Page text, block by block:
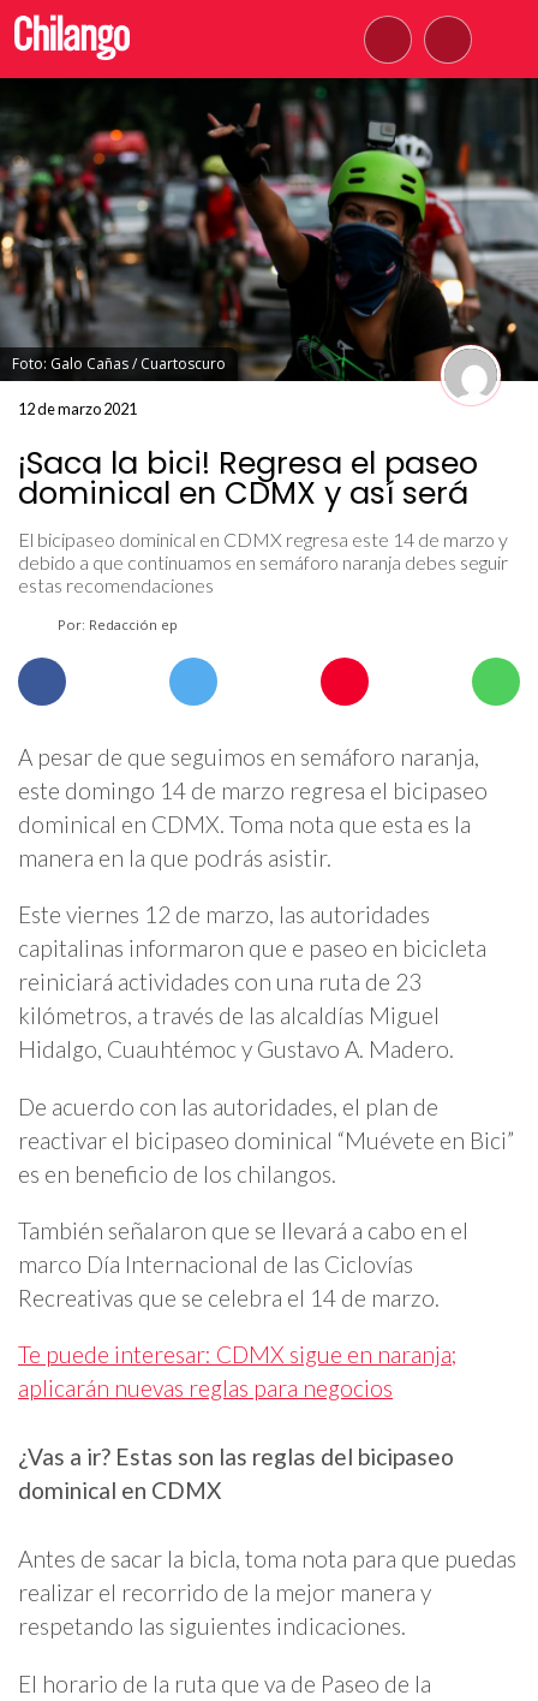
Foto: Galo Cañas / Cuartoscuro
12 de marzo 2021
¡Saca la bici! Regresa el paseo
dominical en CDMX y así será
El bicipaseo dominical en CDMX regresa este 14 de marzo y
debido a que continuamos en semáforo naranja debes seguir
estas recomendaciones
Por: Redacción ep
A pesar de que seguimos en semáforo naranja,
este domingo 14 de marzo regresa el bicipaseo
dominical en CDMX. Toma nota que esta es la
manera en la que podrás asistir.
Este viernes 12 de marzo, las autoridades
capitalinas informaron que e paseo en bicicleta
reiniciará actividades con una ruta de 23
kilómetros, a través de las alcaldías Miguel
Hidalgo, Cuauhtémoc y Gustavo A. Madero.
De acuerdo con las autoridades, el plan de
reactivar el bicipaseo dominical “Muévete en Bici”
es en beneficio de los chilangos.
También señalaron que se llevará a cabo en el
marco Día Internacional de las Ciclovías
Recreativas que se celebra el 14 de marzo.
Te puede interesar: CDMX sigue en naranja;
aplicarán nuevas reglas para negocios
¿Vas a ir? Estas son las reglas del bicipaseo
dominical en CDMX
Antes de sacar la bicla, toma nota para que puedas
realizar el recorrido de la mejor manera y
respetando las siguientes indicaciones.
El horario de la ruta que va de Paseo de la